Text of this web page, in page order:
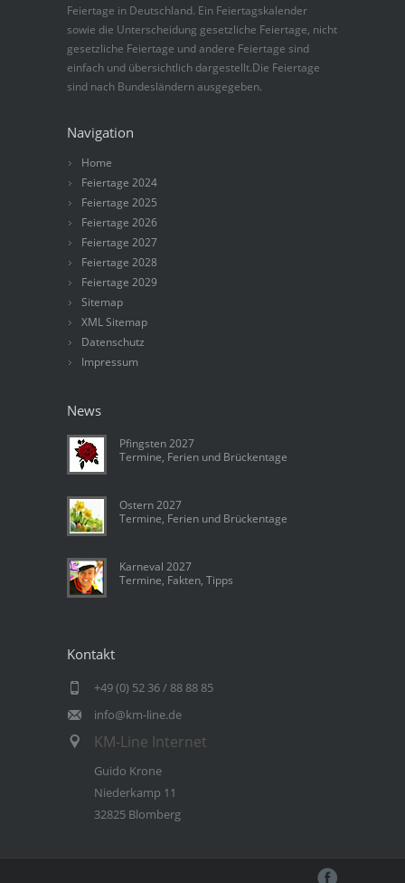
Feiertage in Deutschland. Ein Feiertagskalender
sowie die Unterscheidung gesetzliche Feiertage, nicht
gesetzliche Feiertage und andere Feiertage sind
einfach und übersichtlich dargestellt.Die Feiertage
sind nach Bundesländern ausgegeben.
Navigation
Home
Feiertage 2024
Feiertage 2025
Feiertage 2026
Feiertage 2027
Feiertage 2028
Feiertage 2029
Sitemap
XML Sitemap
Datenschutz
Impressum
News
Pfingsten 2027
Termine, Ferien und Brückentage
Ostern 2027
Termine, Ferien und Brückentage
Karneval 2027
Termine, Fakten, Tipps
Kontakt
+49 (0) 52 36 / 88 88 85
info@km-line.de
KM-Line Internet
Guido Krone
Niederkamp 11
32825 Blomberg